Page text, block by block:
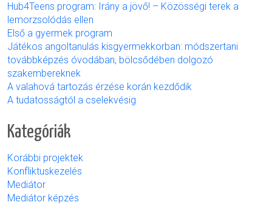
Hub4Teens program: Irány a jövő! – Közösségi terek a
lemorzsolódás ellen
Első a gyermek program
Játékos angoltanulás kisgyermekkorban: módszertani
továbbképzés óvodában, bölcsődében dolgozó
szakembereknek
A valahová tartozás érzése korán kezdődik
A tudatosságtól a cselekvésig
Kategóriák
Korábbi projektek
Konfliktuskezelés
Mediátor
Mediátor képzés